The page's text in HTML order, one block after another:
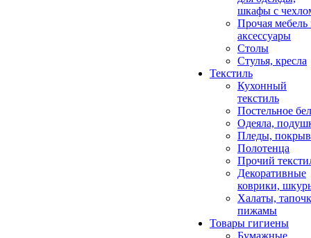
шкафы с
Прочая мебель
аксессуары
Столы
Стулья, кресла
Текстиль
Кухонный
текстиль
Постельное
Одеяла,
Пледы,
Полотенца
Прочий
Декоративные
коврики,
Халаты,
пижамы
Товары гигиены
Бумажные